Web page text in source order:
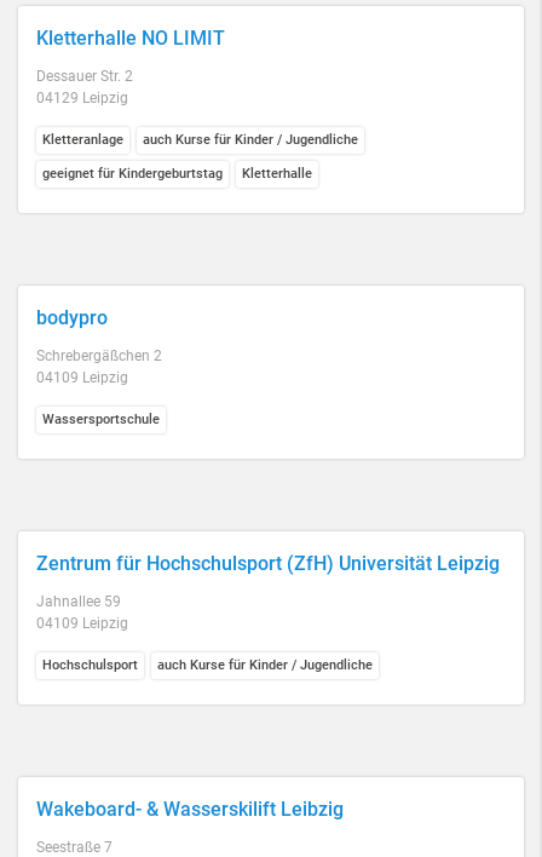
Kletterhalle NO LIMIT
Dessauer Str. 2
04129 Leipzig
Kletteranlage auch Kurse für Kinder / Jugendliche
geeignet für Kindergeburtstag Kletterhalle
bodypro
Schrebergäßchen 2
04109 Leipzig
Wassersportschule
Zentrum für Hochschulsport (ZfH) Universität Leipzig
Jahnallee 59
04109 Leipzig
Hochschulsport auch Kurse für Kinder / Jugendliche
Wakeboard- & Wasserskilift Leibzig
Seestraße 7